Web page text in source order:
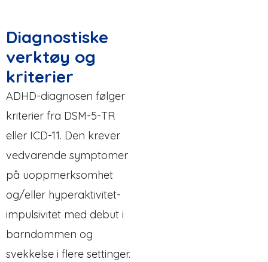
Diagnostiske
verktøy og
kriterier
ADHD-diagnosen følger
kriterier fra DSM-5-TR
eller ICD-11. Den krever
vedvarende symptomer
på uoppmerksomhet
og/eller hyperaktivitet-
impulsivitet med debut i
barndommen og
svekkelse i flere settinger.